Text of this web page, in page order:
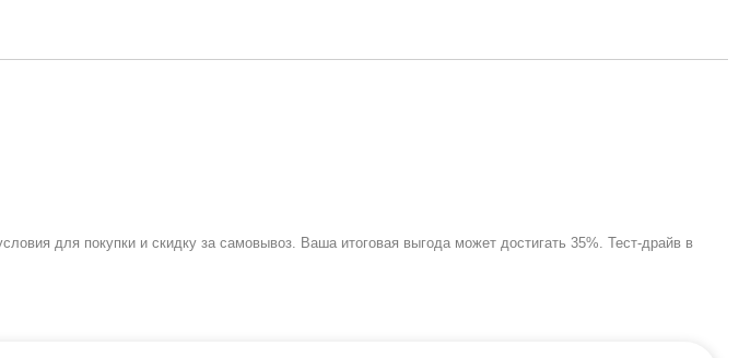
для покупки и скидку за самовывоз. Ваша итоговая выгода может достигать 35%. Тест-драйв в